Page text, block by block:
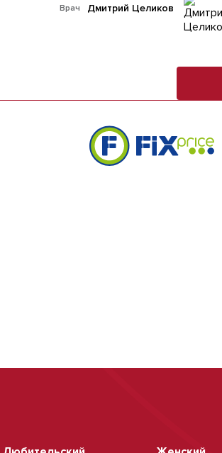
Врач Дмитрий Целиков